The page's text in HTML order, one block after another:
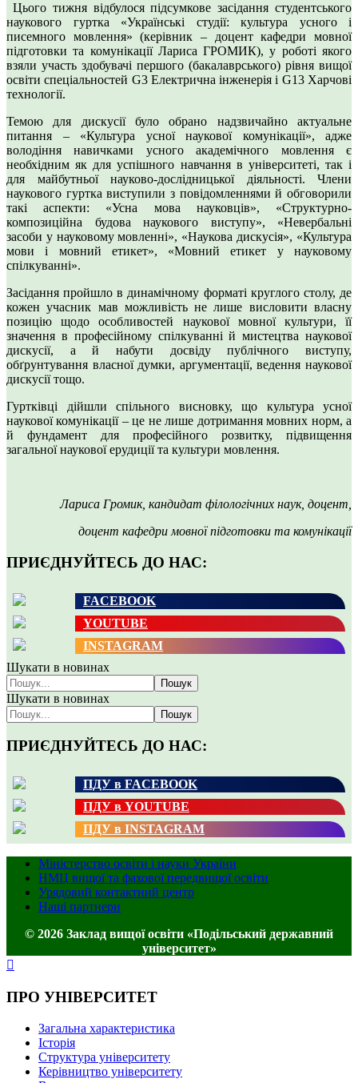
Цього тижня відбулося підсумкове засідання студентського
наукового гуртка «Українські студії: культура усного і
писемного мовлення» (керівник – доцент кафедри мовної
підготовки та комунікації Лариса ГРОМИК), у роботі якого
взяли участь здобувачі першого (бакалаврського) рівня вищої
освіти спеціальностей G3 Електрична інженерія і G13 Харчові
технології.
Темою для дискусії було обрано надзвичайно актуальне
питання – «Культура усної наукової комунікації», адже
володіння навичками усного академічного мовлення є
необхідним як для успішного навчання в університеті, так і
для майбутньої науково-дослідницької діяльності. Члени
наукового гуртка виступили з повідомленнями й обговорили
такі аспекти: «Усна мова науковців», «Структурно-
композиційна будова наукового виступу», «Невербальні
засоби у науковому мовленні», «Наукова дискусія», «Культура
мови і мовний етикет», «Мовний етикет у науковому
спілкуванні».
Засідання пройшло в динамічному форматі круглого столу, де
кожен учасник мав можливість не лише висловити власну
позицію щодо особливостей наукової мовної культури, її
значення в професійному спілкуванні й мистецтва наукової
дискусії, а й набути досвіду публічного виступу,
обґрунтування власної думки, аргументації, ведення наукової
дискусії тощо.
Гуртківці дійшли спільного висновку, що культура усної
наукової комунікації – це не лише дотримання мовних норм, а
й фундамент для професійного розвитку, підвищення
загальної наукової ерудиції та культури мовлення.
Лариса Громик, кандидат філологічних наук, доцент,
доцент кафедри мовної підготовки та комунікації
ПРИЄДНУЙТЕСЬ ДО НАС:
FACEBOOK
YOUTUBE
INSTAGRAM
Шукати в новинах
Пошук
Шукати в новинах
Пошук
ПРИЄДНУЙТЕСЬ ДО НАС:
ПДУ в FACEBOOK
ПДУ в YOUTUBE
ПДУ в INSTAGRAM
Міністерство освіти і науки України
НМЦ вищої та фахової передвищої освіти
Урядовий контактний центр
Наші партнери
© 2026 Заклад вищої освіти «Подільський державний
університет»
ПРО УНІВЕРСИТЕТ
Загальна характеристика
Історія
Структура університету
Керівництво університету